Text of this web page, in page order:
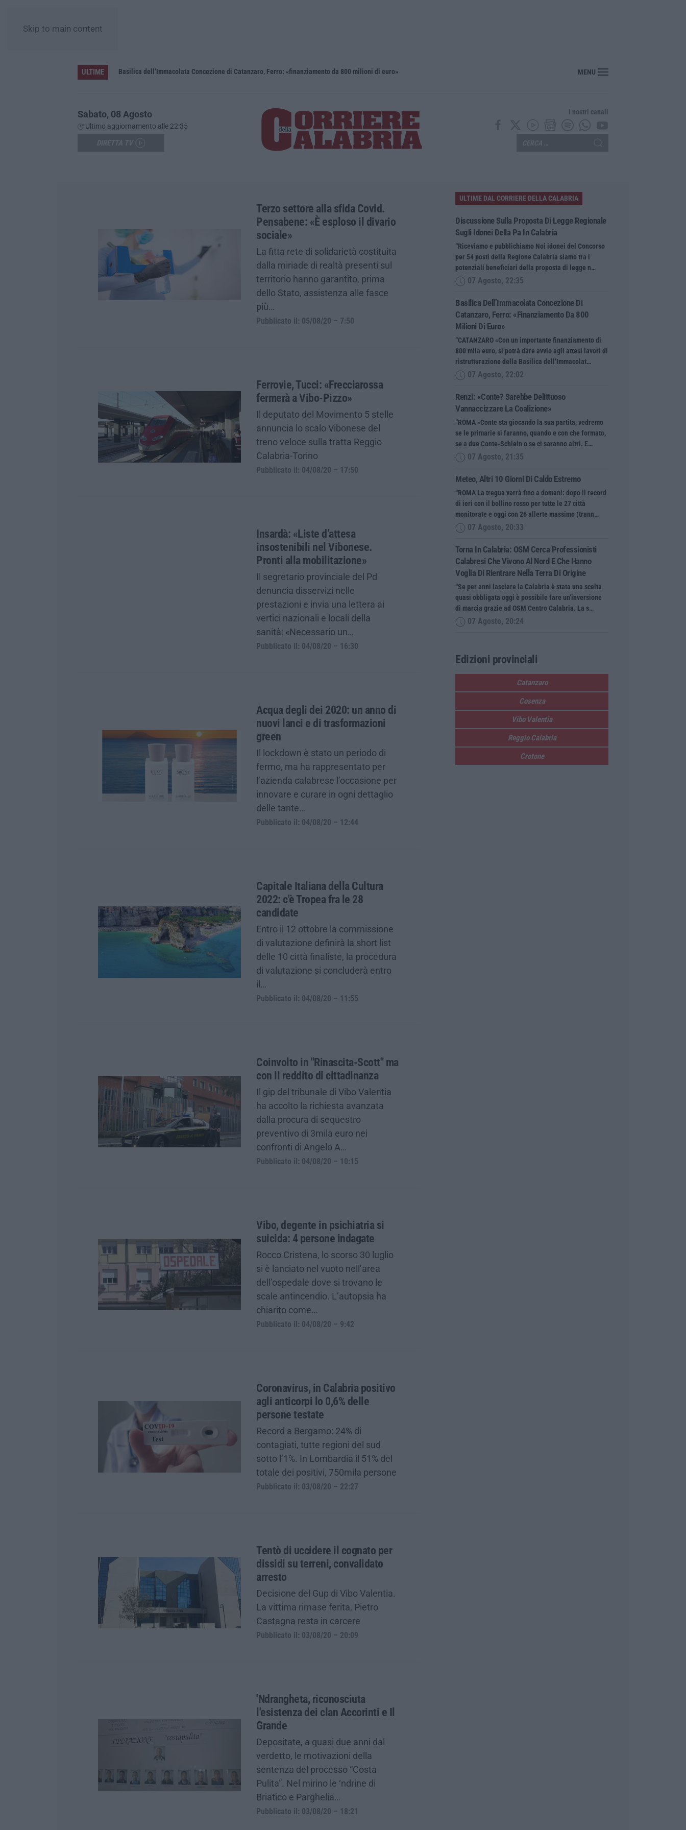
Skip to main content
ULTIME Basilica dell’Immacolata Concezione di Catanzaro, Ferro: «finanziamento da 800 milioni di euro» Renzi: «Conte? Sarebbe delittuoso vannaccizzare la coalizione»
MENU
Sabato, 08 Agosto
Ultimo aggiornamento alle 22:35
I nostri canali
Terzo settore alla sfida Covid.
Pensabene: «È esploso il divario
sociale»
La fitta rete di solidarietà costituita
dalla miriade di realtà presenti sul
territorio hanno garantito, prima
dello Stato, assistenza alle fasce
più…
Pubblicato il: 05/08/20 – 7:50
Ferrovie, Tucci: «Frecciarossa
fermerà a Vibo-Pizzo»
Il deputato del Movimento 5 stelle
annuncia lo scalo Vibonese del
treno veloce sulla tratta Reggio
Calabria-Torino
Pubblicato il: 04/08/20 – 17:50
Insardà: «Liste d’attesa
insostenibili nel Vibonese.
Pronti alla mobilitazione»
Il segretario provinciale del Pd
denuncia disservizi nelle
prestazioni e invia una lettera ai
vertici nazionali e locali della
sanità: «Necessario un…
Pubblicato il: 04/08/20 – 16:30
Acqua degli dei 2020: un anno di
nuovi lanci e di trasformazioni
green
Il lockdown è stato un periodo di
fermo, ma ha rappresentato per
l’azienda calabrese l’occasione per
innovare e curare in ogni dettaglio
delle tante…
Pubblicato il: 04/08/20 – 12:44
Capitale Italiana della Cultura
2022: c'è Tropea fra le 28
candidate
Entro il 12 ottobre la commissione
di valutazione definirà la short list
delle 10 città finaliste, la procedura
di valutazione si concluderà entro
il…
Pubblicato il: 04/08/20 – 11:55
Coinvolto in "Rinascita-Scott" ma
con il reddito di cittadinanza
Il gip del tribunale di Vibo Valentia
ha accolto la richiesta avanzata
dalla procura di sequestro
preventivo di 3mila euro nei
confronti di Angelo A…
Pubblicato il: 04/08/20 – 10:15
Vibo, degente in psichiatria si
suicida: 4 persone indagate
Rocco Cristena, lo scorso 30 luglio
si è lanciato nel vuoto nell’area
dell’ospedale dove si trovano le
scale antincendio. L’autopsia ha
chiarito come…
Pubblicato il: 04/08/20 – 9:42
Coronavirus, in Calabria positivo
agli anticorpi lo 0,6% delle
persone testate
Record a Bergamo: 24% di
contagiati, tutte regioni del sud
sotto l’1%. In Lombardia il 51% del
totale dei positivi, 750mila persone
Pubblicato il: 03/08/20 – 22:27
Tentò di uccidere il cognato per
dissidi su terreni, convalidato
arresto
Decisione del Gup di Vibo Valentia.
La vittima rimase ferita, Pietro
Castagna resta in carcere
Pubblicato il: 03/08/20 – 20:09
'Ndrangheta, riconosciuta
l'esistenza dei clan Accorinti e Il
Grande
Depositate, a quasi due anni dal
verdetto, le motivazioni della
sentenza del processo “Costa
Pulita”. Nel mirino le ‘ndrine di
Briatico e Parghelia…
Pubblicato il: 03/08/20 – 18:21
ULTIME DAL CORRIERE DELLA CALABRIA
Discussione Sulla Proposta Di Legge Regionale
Sugli Idonei Della Pa In Calabria
“Riceviamo e pubblichiamo Noi idonei del Concorso
per 54 posti della Regione Calabria siamo tra i
potenziali beneficiari della proposta di legge n…
07 Agosto, 22:35
Basilica Dell’Immacolata Concezione Di
Catanzaro, Ferro: «finanziamento Da 800
Milioni Di Euro»
“CATANZARO «Con un importante finanziamento di
800 mila euro, si potrà dare avvio agli attesi lavori di
ristrutturazione della Basilica dell’Immacolat…
07 Agosto, 22:02
Renzi: «Conte? Sarebbe Delittuoso
Vannaccizzare La Coalizione»
“ROMA «Conte sta giocando la sua partita, vedremo
se le primarie si faranno, quando e con che formato,
se a due Conte-Schlein o se ci saranno altri. E…
07 Agosto, 21:35
Meteo, Altri 10 Giorni Di Caldo Estremo
“ROMA La tregua varrà fino a domani: dopo il record
di ieri con il bollino rosso per tutte le 27 città
monitorate e oggi con 26 allerte massimo (trann…
07 Agosto, 20:33
Torna In Calabria: OSM Cerca Professionisti
Calabresi Che Vivono Al Nord E Che Hanno
Voglia Di Rientrare Nella Terra Di Origine
“Se per anni lasciare la Calabria è stata una scelta
quasi obbligata oggi è possibile fare un’inversione
di marcia grazie ad OSM Centro Calabria. La s…
07 Agosto, 20:24
Edizioni provinciali
Catanzaro
Cosenza
Vibo Valentia
Reggio Calabria
Crotone